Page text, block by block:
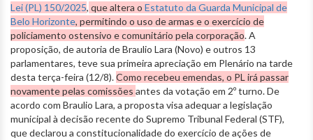
Lei (PL) 150/2025, que altera o Estatuto da Guarda Municipal de
Belo Horizonte, permitindo o uso de armas e o exercício de
policiamento ostensivo e comunitário pela corporação. A
proposição, de autoria de Braulio Lara (Novo) e outros 13
parlamentares, teve sua primeira apreciação em Plenário na tarde
desta terça-feira (12/8).Como recebeu emendas, o PL irá passar
novamente pelas comissões antes da votação em 2º turno. De
acordo com Braulio Lara, a proposta visa adequar a legislação
municipal à decisão recente do Supremo Tribunal Federal (STF),
que declarou a constitucionalidade do exercício de ações de